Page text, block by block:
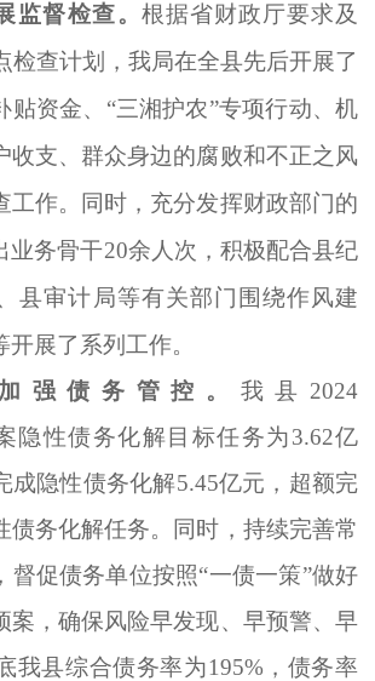
监督检查。根据省财政厅要求及
检查计划，我局在全县先后开展了
资金、 “三湘护农”专项行动、 机
收支、群众身边的腐败和不正之风
工作。同时，充分发挥财政部门的
业务骨干20余人次，积极配合县纪
县审计局等有关部门围绕作风建
展了系列工作。
强债务管控。 我县 2024
隐性债务化解目标任务为3.62亿
成隐性债务化解5.45亿元，超额完
债务化解任务。同时， 持续完善常
督促债务单位按照“一债一策”做好
案，确保风险早发现、早预警、早
我县综合债务率为195%，债务率